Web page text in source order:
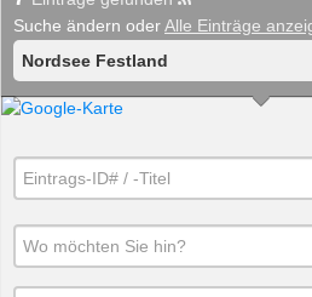
Suche ändern oderAlle Einträge
Nordsee Festland